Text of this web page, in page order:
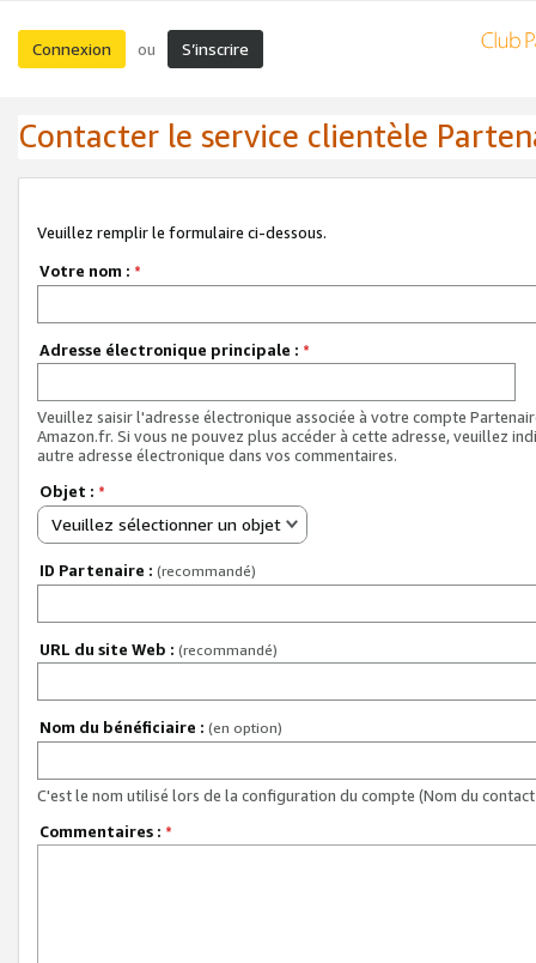
Connexion ou S’inscrire
Contacter le service clientèle
Veuillez remplir le formulaire ci-dessous.
Votre nom : *
Adresse électronique principale : *
Veuillez saisir l'adresse électronique associée à votre compte
Amazon.fr. Si vous ne pouvez plus accéder à cette adresse, veuillez
autre adresse électronique dans vos commentaires.
Objet : *
Veuillez sélectionner un objet
ID Partenaire : (recommandé)
URL du site Web : (recommandé)
Nom du bénéficiaire : (en option)
C'est le nom utilisé lors de la configuration du compte (Nom du
Commentaires : *